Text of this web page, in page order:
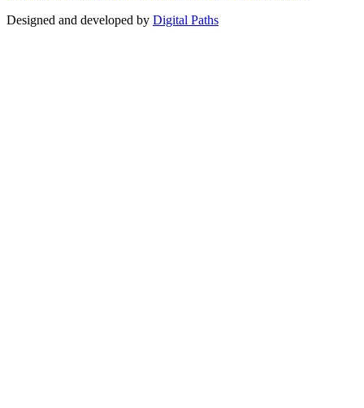
Designed and developed by Digital Paths